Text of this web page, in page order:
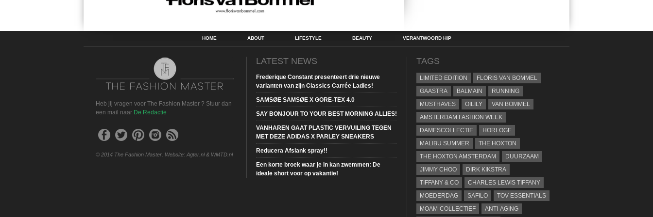
HOME ABOUT LIFESTYLE BEAUTY VERANTWOORD HIP
Heb jij vragen voor The Fashion Master ? Stuur dan
een mail naar De Redactie
© 2014 The Fashion Master. Website: Agter.nl & WMTD.nl
LATEST NEWS
Frederique Constant presenteert drie nieuwe
varianten van zijn Classics Carrée Ladies!
SAMSØE SAMSØE X GORE-TEX 4.0
SAY BONJOUR TO YOUR BEST MORNING ALLIES!
VANHAREN GAAT PLASTIC VERVUILING TEGEN
MET DEZE ADIDAS X PARLEY SNEAKERS
Reducera Afslank spray!!
Een korte broek waar je in kan zwemmen: De
ideale short voor op vakantie!
TAGS
LIMITED EDITION
FLORIS VAN BOMMEL
GAASTRA
BALMAIN
RUNNING
MUSTHAVES
OILILY
VAN BOMMEL
AMSTERDAM FASHION WEEK
DAMESCOLLECTIE
HORLOGE
MALIBU SUMMER
THE HOXTON
THE HOXTON AMSTERDAM
DUURZAAM
JIMMY CHOO
DIRK KIKSTRA
TIFFANY & CO
CHARLES LEWIS TIFFANY
MOEDERDAG
SAFILO
TOV ESSENTIALS
MOAM-COLLECTIEF
ANTI-AGING